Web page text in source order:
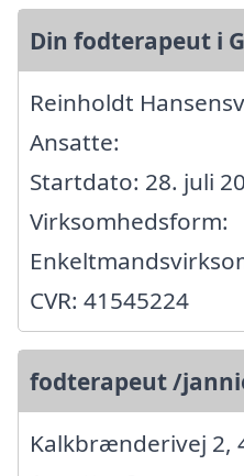
Din fodterapeut i
Reinholdt
Ansatte:
Startdato: 28. juli
Virksomhedsform:
CVR: 41545224
fodterapeut /
Kalkbrænderivej 2,